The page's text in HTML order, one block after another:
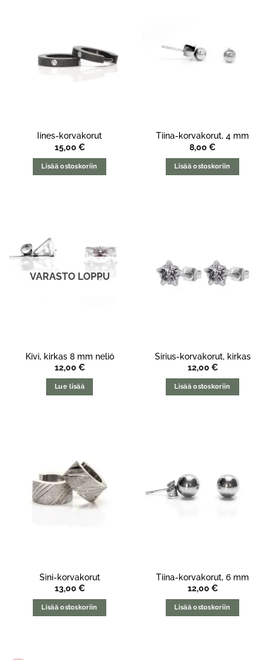
Iines-korvakorut
15,00 €
Lisää ostoskoriin
Tiina-korvakorut, 4 mm
8,00 €
Lisää ostoskoriin
VARASTO LOPPU
Kivi, kirkas 8 mm neliö
12,00 €
Lue lisää
Sirius-korvakorut, kirkas
12,00 €
Lisää ostoskoriin
Sini-korvakorut
13,00 €
Lisää ostoskoriin
Tiina-korvakorut, 6 mm
12,00 €
Lisää ostoskoriin